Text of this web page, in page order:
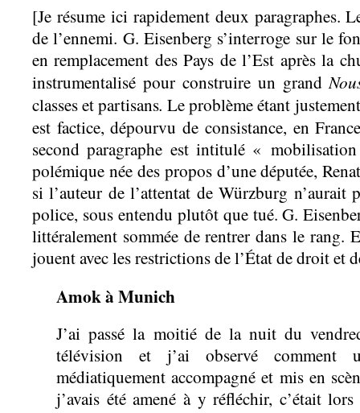
[Je résume ici rapidement deux paragraphes.
de l’ennemi. G. Eisenberg s’interroge sur le
en remplacement des Pays de l’Est après la
instrumentalisé pour construire un grand
classes et partisans.Le problème étant
est factice, dépourvu de consistance, en
second paragraphe est intitulé «
polémique née des propos d’une députée,
si l’auteur de l’attentat de Würzburg n’aurait
police, sous entendu plutôt que tué. G.
littéralement sommée de rentrer dans le rang.
jouent avec les restrictions de l’État de droit et
Amok à Munich
J’ai passé la moitié de la nuit du
télévision et j’ai observé comment
médiatiquement accompagné et mis en
j’avais été amené à y réfléchir, c’était